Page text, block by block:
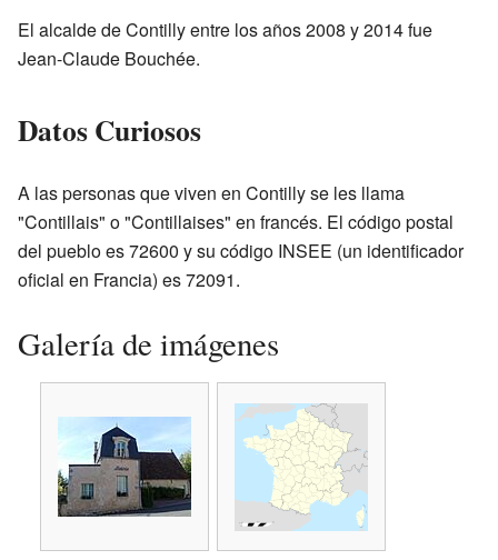
El alcalde de Contilly entre los años 2008 y 2014 fue
Jean-Claude Bouchée.
Datos Curiosos
A las personas que viven en Contilly se les llama
"Contillais" o "Contillaises" en francés. El código postal
del pueblo es 72600 y su código INSEE (un identificador
oficial en Francia) es 72091.
Galería de imágenes